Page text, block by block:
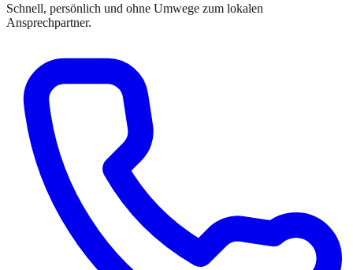
Schnell, persönlich und ohne Umwege zum lokalen
Ansprechpartner.